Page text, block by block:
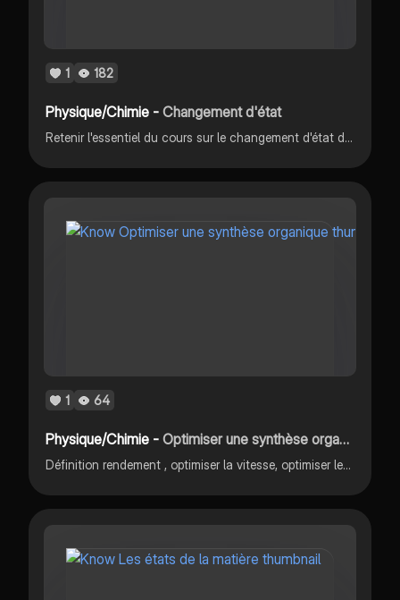
1 182
Physique/Chimie -Changement d'état
Retenir l'essentiel du cours sur le changement d'état d'un corps pur et les propriétés des changements d'état
1 64
Physique/Chimie -Optimiser une synthèse organique
Définition rendement , optimiser la vitesse, optimiser le rendement, chauffage à reflux, distillation fractionnée, techniques de séparation (ampoule à décanter, filtration), techniques d’identification.